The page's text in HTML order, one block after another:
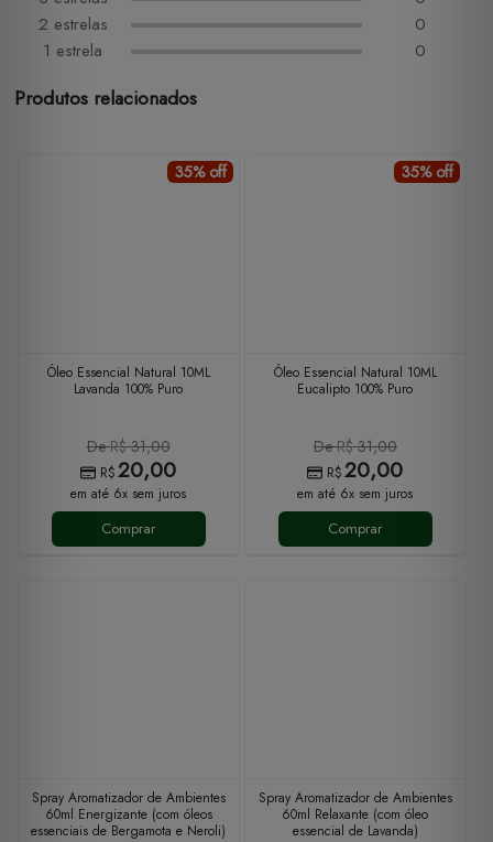
2 estrelas
0
1 estrela
0
Produtos relacionados
35% off
Óleo Essencial Natural 10ML
Lavanda 100% Puro
DeR$31,00
R$20,00
em até 6x sem juros
Comprar
35% off
Óleo Essencial Natural 10ML
Eucalipto 100% Puro
DeR$31,00
R$20,00
em até 6x sem juros
Comprar
Spray Aromatizador de Ambientes
60ml Energizante (com óleos
essenciais de Bergamota e Neroli)
Spray Aromatizador de Ambientes
60ml Relaxante (com óleo
essencial de Lavanda)